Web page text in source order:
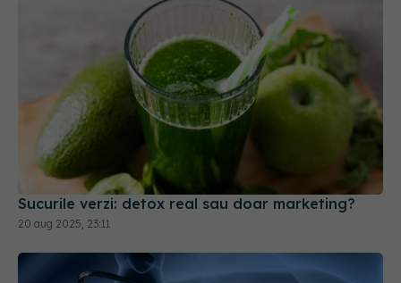
Sucurile verzi: detox real sau doar marketing?
20 aug 2025, 23:11